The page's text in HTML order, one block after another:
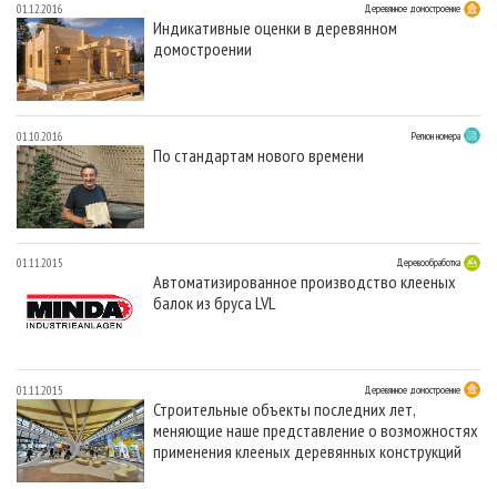
01.12.2016 Деревянное домостроение
Индикативные оценки в деревянном
домостроении
01.10.2016 Регион номера
По стандартам нового времени
01.11.2015 Деревообработка
Автоматизированное производство клееных
балок из бруса LVL
01.11.2015 Деревянное домостроение
Строительные объекты последних лет,
меняющие наше представление о возможностях
применения клееных деревянных конструкций